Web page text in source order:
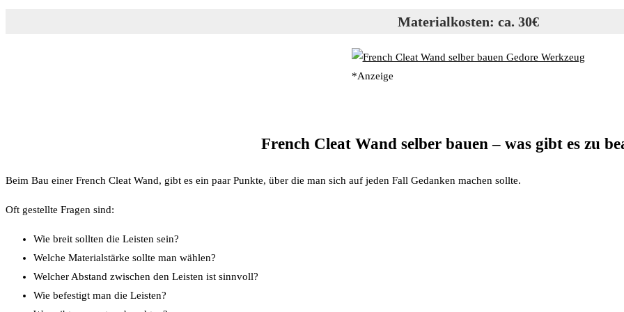
Materialkosten: ca. 30€
*Anzeige
French Cleat Wand selber bauen – was gibt es zu
Beim Bau einer French Cleat Wand, gibt es ein paar Punkte, über die man sich auf jeden Fall Gedanken machen sollte.
Oft gestellte Fragen sind:
Wie breit sollten die Leisten sein?
Welche Materialstärke sollte man wählen?
Welcher Abstand zwischen den Leisten ist sinnvoll?
Wie befestigt man die Leisten?